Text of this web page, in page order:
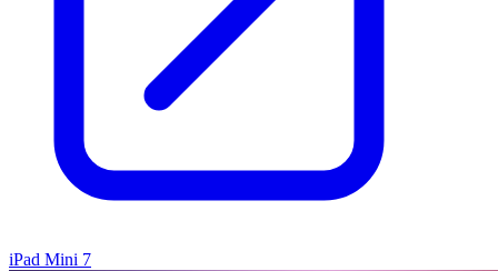
iPad Mini 7